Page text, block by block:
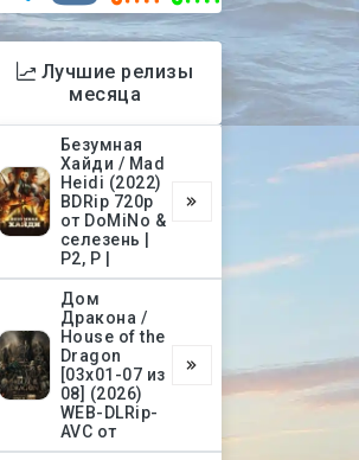
Лучшие релизы
месяца
Безумная
Хайди / Mad
Heidi (2022)
BDRip 720p
от DoMiNo &
селезень |
P2, P |
Дом
Дракона /
House of the
Dragon
[03х01-07 из
08] (2026)
WEB-DLRip-
AVC от